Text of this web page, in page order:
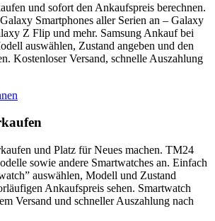
und sofort den Ankaufspreis berechnen.
Smartphones aller Serien an – Galaxy
Z Flip und mehr. Samsung Ankauf bei
auswählen, Zustand angeben und den
Kostenloser Versand, schnelle Auszahlung
und Platz für Neues machen. TM24
sowie andere Smartwatches an. Einfach
auswählen, Modell und Zustand
Ankaufspreis sehen. Smartwatch
Versand und schneller Auszahlung nach